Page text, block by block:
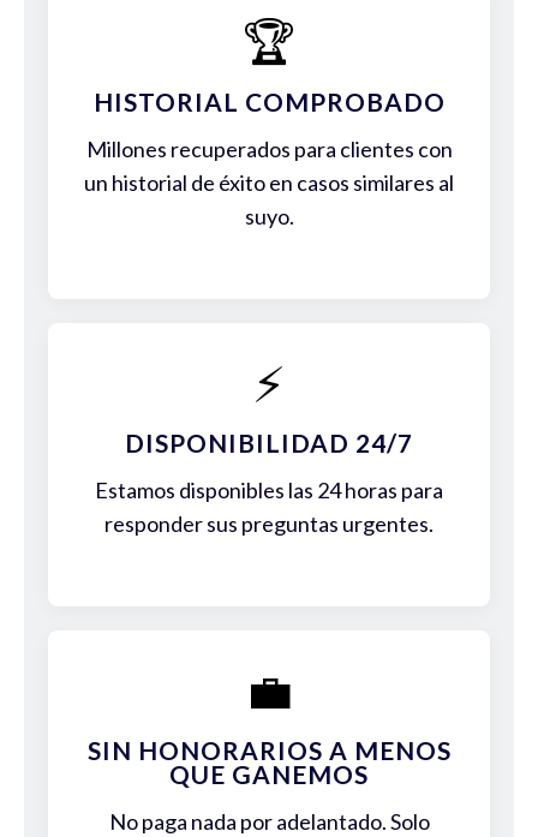
🏆
HISTORIAL COMPROBADO
Millones recuperados para clientes con
un historial de éxito en casos similares al
suyo.
⚡
DISPONIBILIDAD 24/7
Estamos disponibles las 24 horas para
responder sus preguntas urgentes.
💼
SIN HONORARIOS A MENOS
QUE GANEMOS
No paga nada por adelantado. Solo